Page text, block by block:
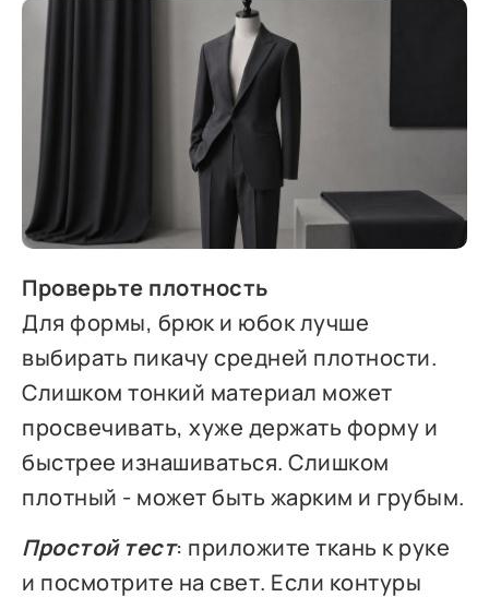
Проверьте плотность
Для формы, брюк и юбок лучше
выбирать пикачу средней плотности.
Слишком тонкий материал может
просвечивать, хуже держать форму и
быстрее изнашиваться. Слишком
плотный - может быть жарким и грубым.
Простой тест: приложите ткань к руке
и посмотрите на свет. Если контуры